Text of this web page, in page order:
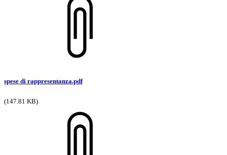
spese di rappresentanza.pdf
(147.81 KB)